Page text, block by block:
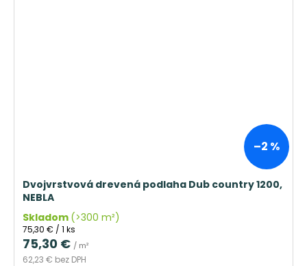
–2 %
Dvojvrstvová drevená podlaha Dub country 1200,
NEBLA
Skladom (>300 m²)
62,23 € bez DPH
75,30 € / m²
Jednotková
cena:
75,30 € / 1 ks